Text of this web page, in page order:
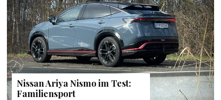
Nissan Ariya Nismo im Test:
Familiensport